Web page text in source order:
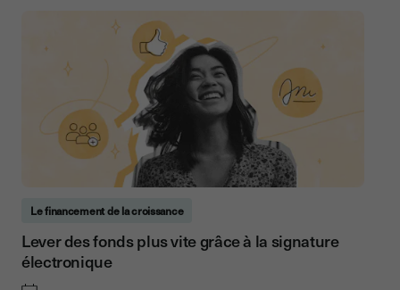
Le financement de la croissance
Lever des fonds plus vite grâce à la signature
électronique